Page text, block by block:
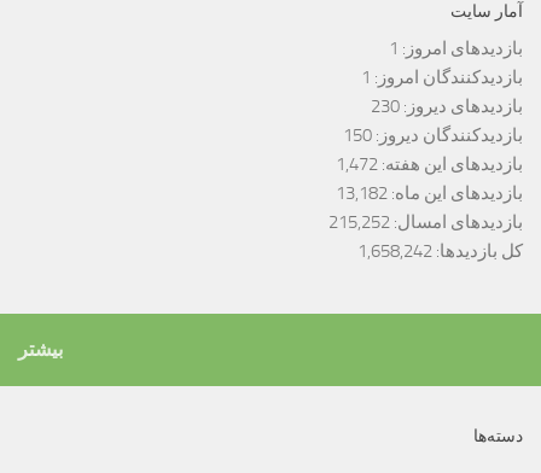
آمار سایت
بازدیدهای امروز: 1
بازدیدکنندگان امروز: 1
بازدیدهای دیروز: 230
بازدیدکنندگان دیروز: 150
بازدیدهای این هفته: 1,472
بازدیدهای این ماه: 13,182
بازدیدهای امسال: 215,252
کل بازدیدها: 1,658,242
بیشتر
دسته‌ها